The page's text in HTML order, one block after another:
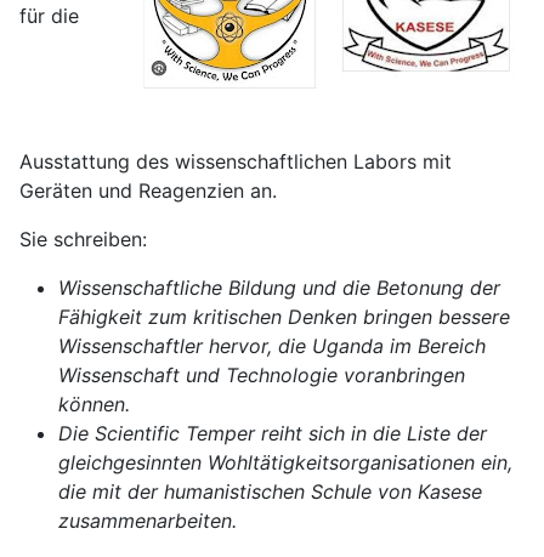
für die
Ausstattung des wissenschaftlichen Labors mit
Geräten und Reagenzien an.
Sie schreiben:
Wissenschaftliche Bildung und die Betonung der
Fähigkeit zum kritischen Denken bringen bessere
Wissenschaftler hervor, die Uganda im Bereich
Wissenschaft und Technologie voranbringen
können.
Die Scientific Temper reiht sich in die Liste der
gleichgesinnten Wohltätigkeitsorganisationen ein,
die mit der humanistischen Schule von Kasese
zusammenarbeiten.